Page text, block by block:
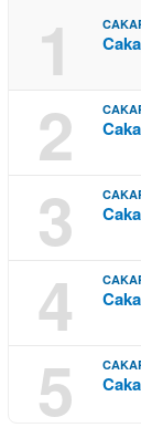
1
2
3
4
5